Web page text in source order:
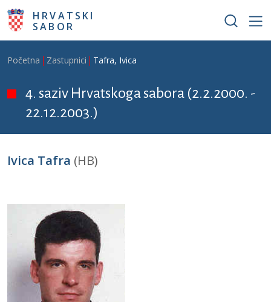
Skoči na glavni sadržaj
HRVATSKI
SABOR
Breadcrumb
Početna Zastupnici Tafra, Ivica
4. saziv Hrvatskoga sabora (2.2.2000. -
22.12.2003.)
Ivica Tafra (HB)